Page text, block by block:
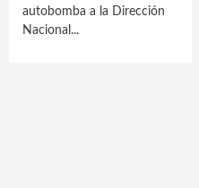
autobomba a la Dirección
Nacional...